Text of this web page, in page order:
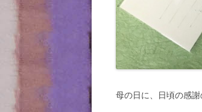
母の日に、日頃の感